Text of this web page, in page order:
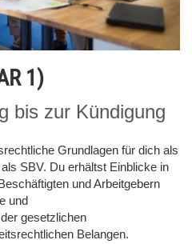
1)
bis zur Kündigung
Grundlagen für dich als
SBV. Du erhältst Einblicke in
und Arbeitgebern
und
gesetzlichen
Belangen.